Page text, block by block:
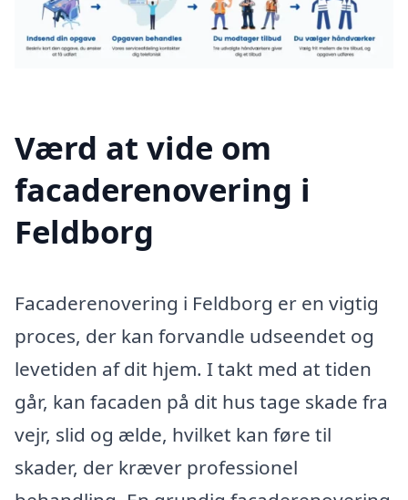
Værd at vide om
facaderenovering i
Feldborg
Facaderenovering i Feldborg er en vigtig
proces, der kan forvandle udseendet og
levetiden af dit hjem. I takt med at tiden
går, kan facaden på dit hus tage skade fra
vejr, slid og ælde, hvilket kan føre til
skader, der kræver professionel